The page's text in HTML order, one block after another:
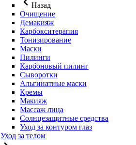
Назад
Очищение
Демакияж
Карбокситерапия
Тонизирование
Маски
Пилинги
Карбоновый пилинг
Сыворотки
Альгинатные маски
Кремы
Макияж
Массаж лица
Солнцезащитные средства
Уход за контуром глаз
Уход за телом